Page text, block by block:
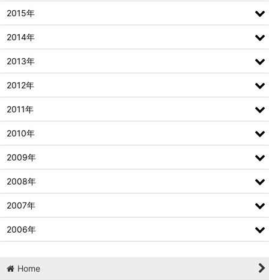
2015年
2014年
2013年
2012年
2011年
2010年
2009年
2008年
2007年
2006年
Home